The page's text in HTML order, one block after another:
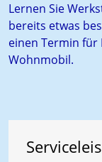
Lernen Sie
bereits etwas
einen Termin für
Wohnmobil.